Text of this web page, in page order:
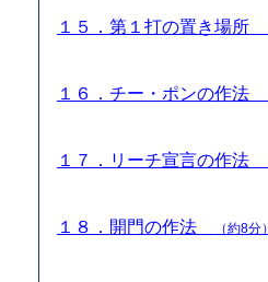
１５．第１打の置き場所
１６．チー・ポンの作法
１７．リーチ宣言の作法
１８．開門の作法 （約8分）